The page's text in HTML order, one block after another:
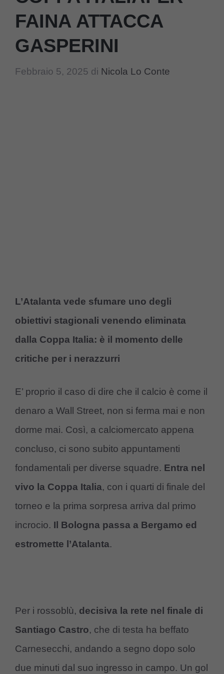
FAINA ATTACCA
GASPERINI
Febbraio 5, 2025 di Nicola Lo Conte
L’Atalanta vede sfumare uno degli
obiettivi stagionali venendo eliminata
dalla Coppa Italia: è il momento delle
critiche per i nerazzurri
E’ proprio il caso di dire che il calcio è come il
denaro a Wall Street, non si ferma mai e non
dorme mai. Così, a calciomercato appena
concluso, ci sono subito appuntamenti
fondamentali per diverse squadre. Entra nel
vivo la Coppa Italia, con i quarti di finale del
torneo e la prima sorpresa arriva dal primo
incrocio. Il Bologna passa a Bergamo ed
estromette l’Atalanta.
Per i rossoblù, decisiva la rete nel finale di
Santiago Castro, che di testa ha beffato
Carnesecchi, andando a segno dopo solo
due minuti dal suo ingresso in campo. Un gol